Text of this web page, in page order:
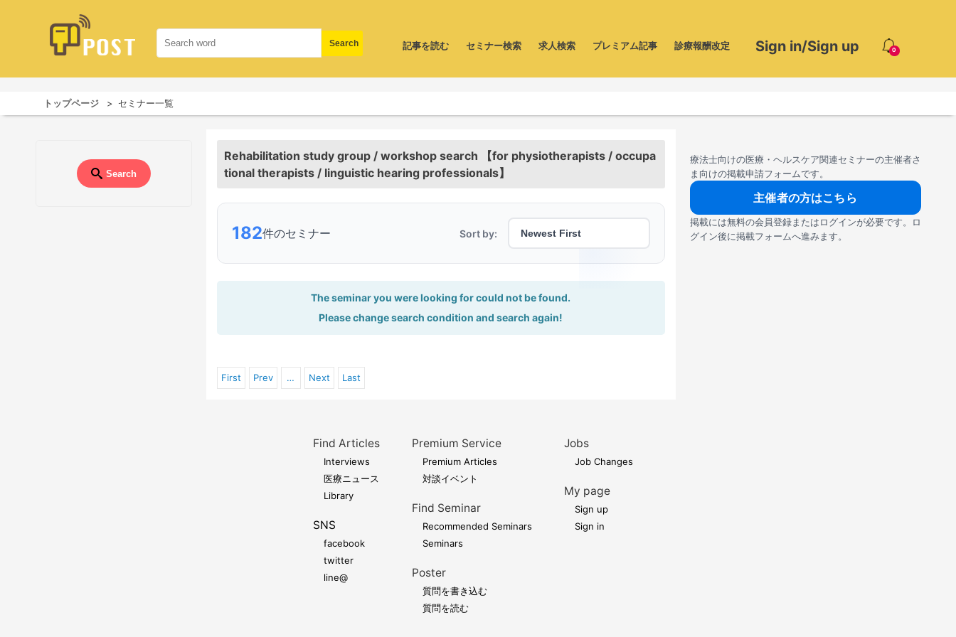
0
Sign in/Sign up
記事を読む セミナー検索 求人検索 プレミアム記事 診療報酬改定
トップページ セミナー一覧
Search
Rehabilitation study group / workshop search 【for physiotherapists / occupa
tional therapists / linguistic hearing professionals】
182件のセミナー Sort by:
The seminar you were looking for could not be found.
Please change search condition and search again!
First Prev … Next Last
療法士向けの医療・ヘルスケア関連セミナーの主催者さ
ま向けの掲載申請フォームです。
主催者の方はこちら
掲載には無料の会員登録またはログインが必要です。ロ
グイン後に掲載フォームへ進みます。
Find Articles
Interviews
医療ニュース
Library
SNS
facebook
twitter
line@
Premium Service
Premium Articles
対談イベント
Find Seminar
Recommended Seminars
Seminars
Poster
質問を書き込む
質問を読む
Jobs
Job Changes
My page
Sign up
Sign in